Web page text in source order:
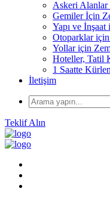
Askeri Alanlar
Gemiler İçin
Yapı ve
Otoparklar
Yollar için
Hoteller, Tatil
1 Saatte
İletişim
Teklif Alın